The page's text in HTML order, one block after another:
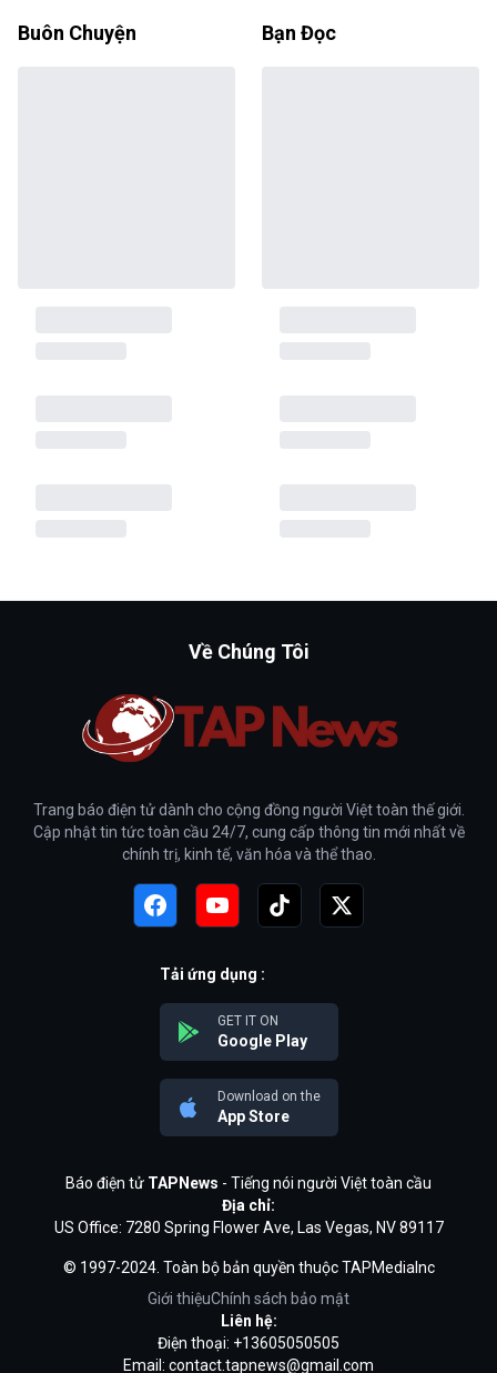
Buôn Chuyện Bạn Đọc
Về Chúng Tôi
Trang báo điện tử dành cho cộng đồng người Việt toàn thế giới.
Cập nhật tin tức toàn cầu 24/7, cung cấp thông tin mới nhất về
chính trị, kinh tế, văn hóa và thể thao.
Tải ứng dụng :
GET IT ON
Google Play
Download on the
App Store
Báo điện tử TAPNews - Tiếng nói người Việt toàn cầu
Địa chỉ:
US Office: 7280 Spring Flower Ave, Las Vegas, NV 89117
© 1997-2024. Toàn bộ bản quyền thuộc TAPMediaInc
Giới thiệuChính sách bảo mật
Liên hệ:
Điện thoại: +13605050505
Email: contact.tapnews@gmail.com